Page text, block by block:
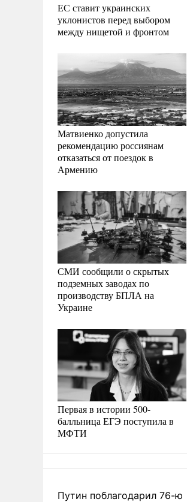
ЕС ставит украинских
уклонистов перед выбором
между нищетой и фронтом
Матвиенко допустила
рекомендацию россиянам
отказаться от поездок в
Армению
СМИ сообщили о скрытых
подземных заводах по
производству БПЛА на
Украине
Первая в истории 500-
балльница ЕГЭ поступила в
МФТИ
Путин поблагодарил 76-ю